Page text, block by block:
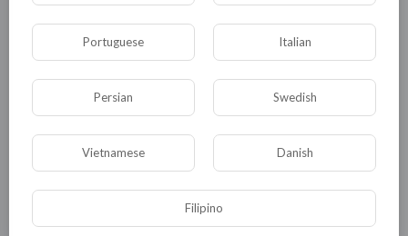
Комментариев нет
Portuguese Italian
Persian Swedish
Vietnamese Danish
Filipino